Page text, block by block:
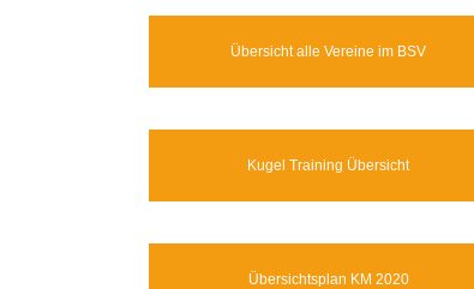
Übersicht alle Vereine im BSV
Kugel Training Übersicht
Übersichtsplan KM 2020